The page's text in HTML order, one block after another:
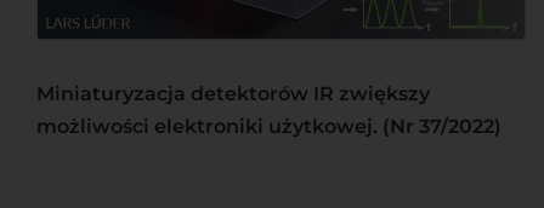
Miniaturyzacja detektorów IR zwiększy
możliwości elektroniki użytkowej. (Nr 37/2022)